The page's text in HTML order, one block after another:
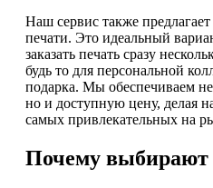
Наш сервис также
печати. Это идеальный
заказать печать сразу
будь то для персональной
подарка. Мы обеспечиваем не
но и доступную цену, делая
самых привлекательных на
Почему